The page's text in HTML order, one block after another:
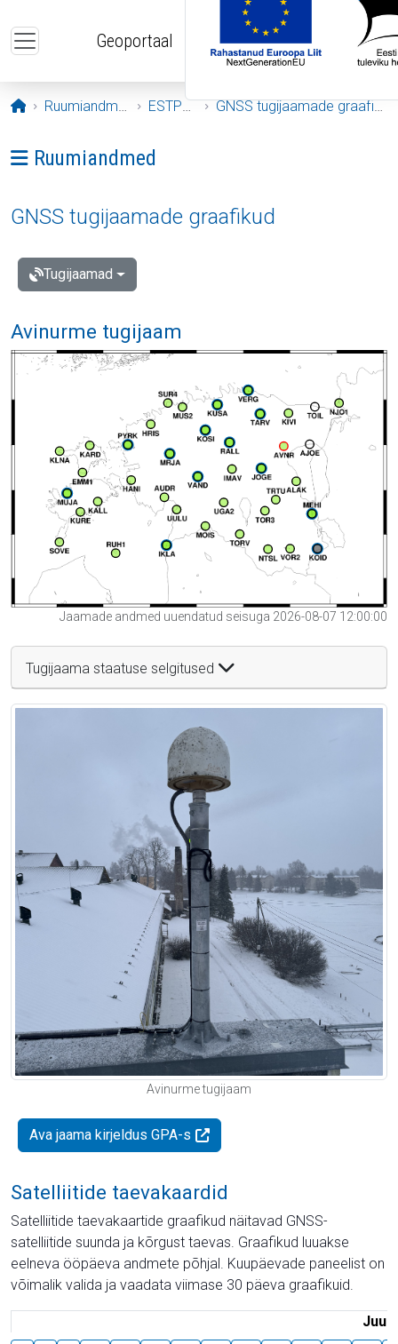
Geoportaal
Avaleht
Ruumiandmed ESTPOS GNSS tugijaamade graafikud
Ava menüü: Ruumiandmed
Ruumiandmed
GNSS tugijaamade graafikud
Tugijaamad
Avinurme tugijaam
Jaamade andmed uuendatud seisuga 2026-08-07 12:00:00
Tugijaama staatuse selgitused
Avinurme tugijaam
Ava jaama kirjeldus GPA-s
Satelliitide taevakaardid
Satelliitide taevakaartide graafikud näitavad GNSS-
satelliitide suunda ja kõrgust taevas. Graafikud luuakse
eelneva ööpäeva andmete põhjal. Kuupäevade paneelist on
võimalik valida ja vaadata viimase 30 päeva graafikuid.
Juuli